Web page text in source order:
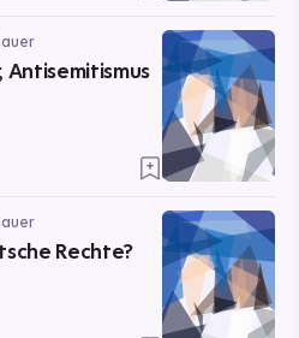
Antisemitismus
Rechte?